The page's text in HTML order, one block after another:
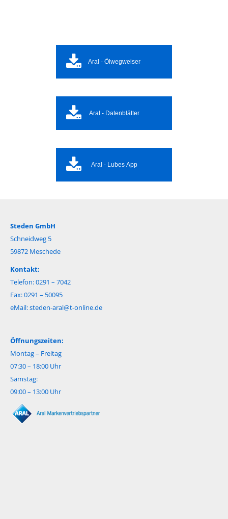
Aral - Ölwegweiser
Aral - Datenblätter
Aral - Lubes App
Steden GmbH
Schneidweg 5
59872 Meschede
Kontakt:
Telefon: 0291 – 7042
Fax: 0291 – 50095
eMail:steden-aral@t-online.de
Öffnungszeiten:
Montag – Freitag
07:30 – 18:00 Uhr
Samstag:
09:00 – 13:00 Uhr